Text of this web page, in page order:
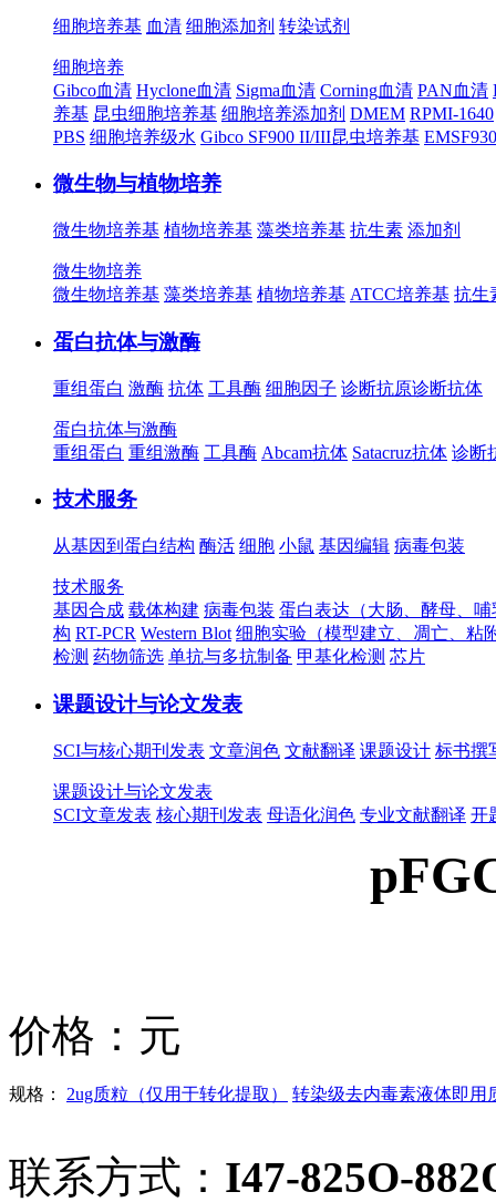
细胞培养基 血清 细胞添加剂 转染试剂
细胞培养
Gibco血清 Hyclone血清 Sigma血清 Corning血清 PAN血清
养基 昆虫细胞培养基 细胞培养添加剂 DMEM RPMI-1640
PBS 细胞培养级水 Gibco SF900 II/III昆虫培养基
微生物与植物培养
微生物培养基 植物培养基 藻类培养基 抗生素 添加剂
微生物培养
微生物培养基 藻类培养基 植物培养基 ATCC培养基 抗生
蛋白抗体与激酶
重组蛋白 激酶 抗体 工具酶 细胞因子 诊断抗原诊断抗体
蛋白抗体与激酶
重组蛋白 重组激酶 工具酶 Abcam抗体 Satacruz抗体 诊断
技术服务
从基因到蛋白结构 酶活 细胞 小鼠 基因编辑 病毒包装
技术服务
基因合成 载体构建 病毒包装 蛋白表达（大肠、酵母、
构 RT-PCR Western Blot 细胞实验（模型建立、凋亡、粘
检测 药物筛选 单抗与多抗制备 甲基化检测 芯片
课题设计与论文发表
SCI与核心期刊发表 文章润色 文献翻译 课题设计 标书撰
课题设计与论文发表
SCI文章发表 核心期刊发表 母语化润色 专业文献翻译 开
价格： 元
规格： 2ug质粒（仅用于转化提取） 转染级去内毒素液体即用
联系方式： I47-825O-